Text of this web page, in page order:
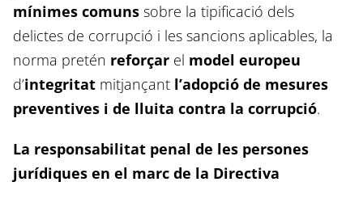
mínimes comuns sobre la tipificació dels
delictes de corrupció i les sancions aplicables, la
norma pretén reforçar el model europeu
d’integritat mitjançant l’adopció de mesures
preventives i de lluita contra la corrupció.
La responsabilitat penal de les persones
jurídiques en el marc de la Directiva